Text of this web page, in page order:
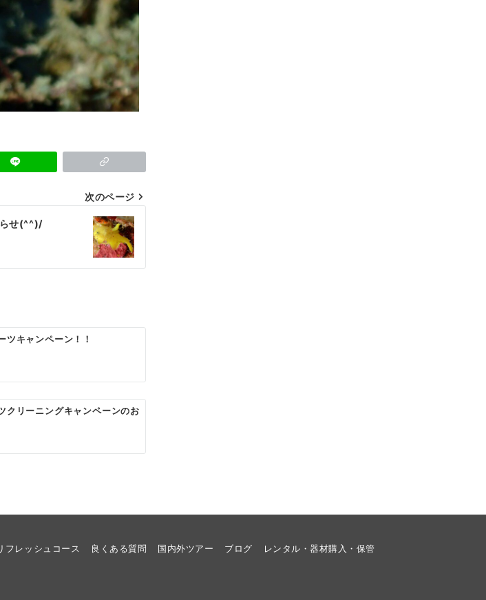
次のページ
せ(^^)/
ツキャンペーン！！
クリーニングキャンペーンのお
フレッシュコース 良くある質問 国内外ツアー ブログ
レンタル・器材購入・保管